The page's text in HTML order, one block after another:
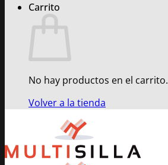
Carrito
No hay productos en el carrito.
Volver a la tienda